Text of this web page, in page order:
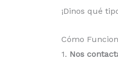
¡Dinos qué
Cómo
1. Nos